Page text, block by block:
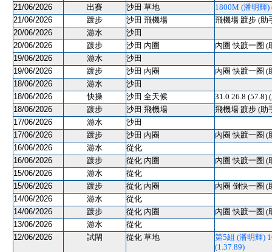
21/06/2026
出賽 沙田 草地
1800M (潘明輝)
21/06/2026
踱步 沙田 飛機場
飛機場 踱步 (助
20/06/2026
游水
沙田
20/06/2026
踱步 沙田 內圈
內圈 快踱一圈 (
19/06/2026
游水
沙田
19/06/2026
踱步 沙田 內圈
內圈 快踱一圈 (
18/06/2026
游水
沙田
18/06/2026
快操 沙田 全天候
31.0 26.8 (57.8)
18/06/2026
踱步 沙田 飛機場
飛機場 踱步 (助
17/06/2026
游水
沙田
17/06/2026
踱步 沙田 內圈
內圈 快踱一圈 (
16/06/2026
游水
從化
16/06/2026
踱步 從化 內圈
內圈 快踱一圈 (
15/06/2026
游水
從化
15/06/2026
踱步 從化 內圈
內圈 倒快一圈 (
14/06/2026
游水
從化
14/06/2026
踱步 從化 內圈
內圈 快踱一圈 (
13/06/2026
游水
從化
12/06/2026
試閘 從化 草地
第5組 (潘明輝)
(1.37.89)